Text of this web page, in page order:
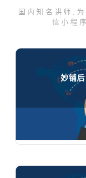
国内知名讲师,
信小程
妙铺
妙铺后台注册小程